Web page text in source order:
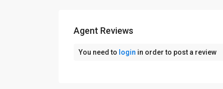
Agent Reviews
You need to login in order to post a review